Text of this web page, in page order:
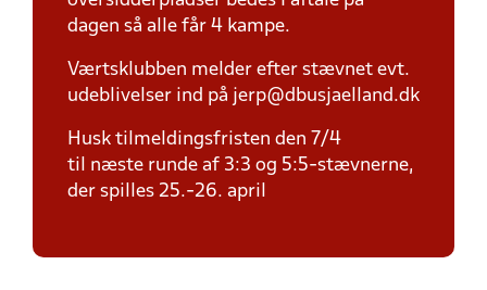
dagen så alle får 4 kampe.
Værtsklubben melder efter stævnet evt.
udeblivelser ind på jerp@dbusjaelland.dk
Husk tilmeldingsfristen den 7/4
til næste runde af 3:3 og 5:5-stævnerne,
der spilles 25.-26. april